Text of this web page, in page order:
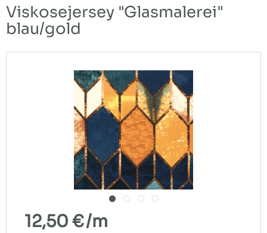
Viskosejersey "Glasmalerei"
blau/gold
12,50 €/m